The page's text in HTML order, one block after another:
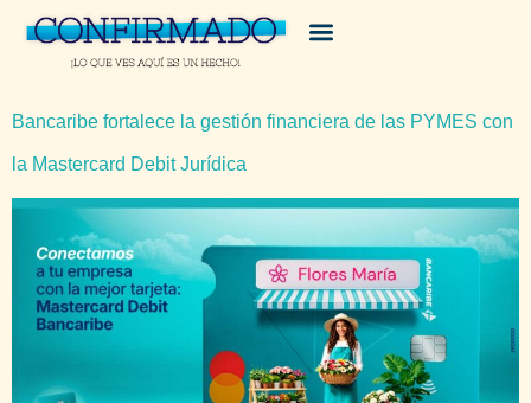
Bancaribe fortalece la gestión financiera de las PYMES con
la Mastercard Debit Jurídica